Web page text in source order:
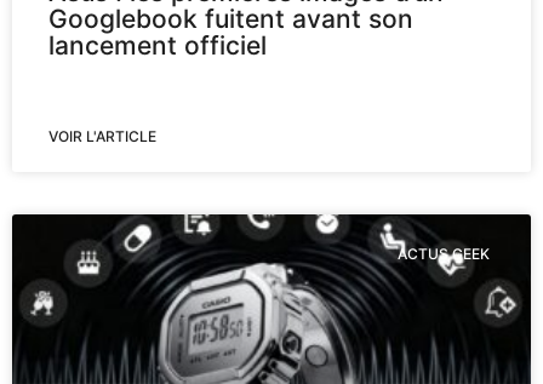
Googlebook fuitent avant son
lancement officiel
VOIR L'ARTICLE
ACTUS GEEK